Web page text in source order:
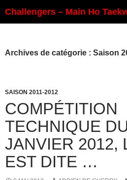
au
Challengers – Main Ho
Archives de catégorie : Saison
SAISON 2011-2012
COMPÉTITION
TECHNIQUE
JANVIER 2012,
EST DITE …